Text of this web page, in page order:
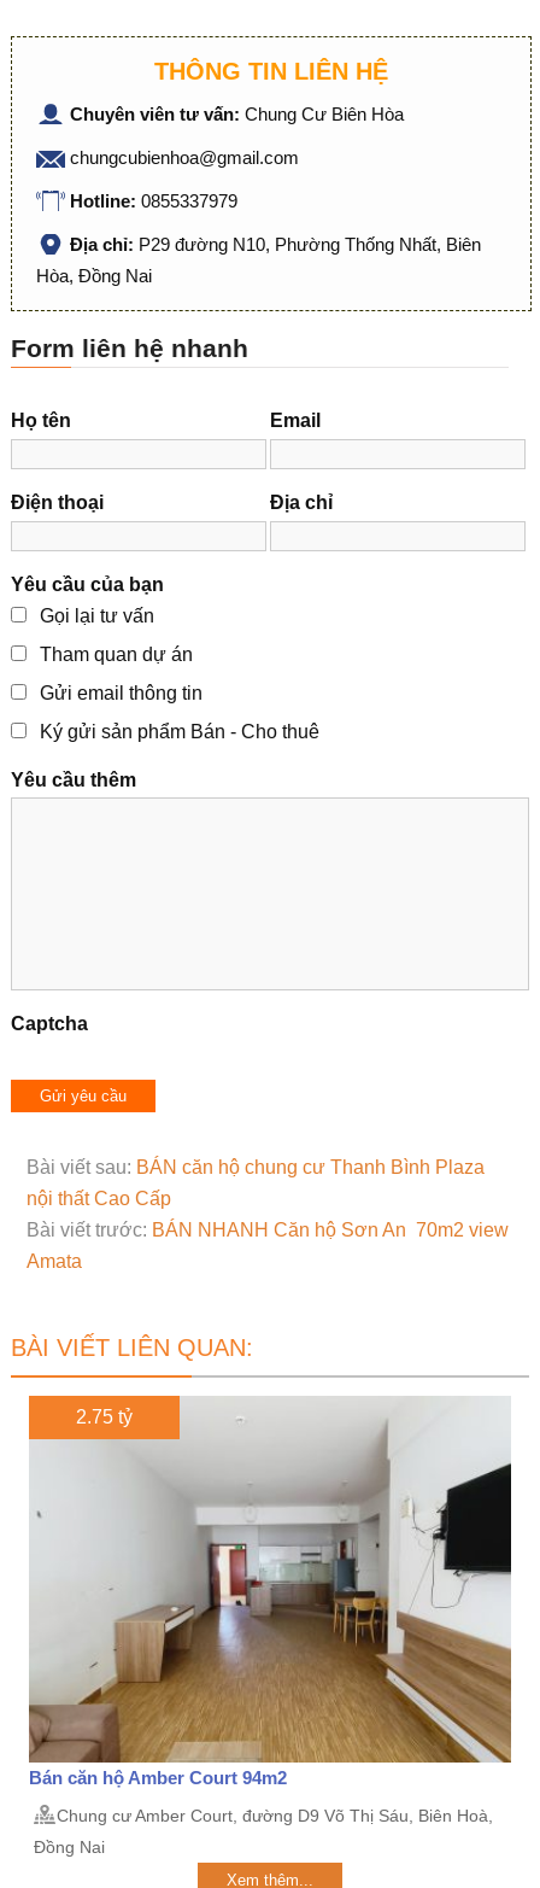
THÔNG TIN LIÊN HỆ
Chuyên viên tư vấn: Chung Cư Biên Hòa
chungcubienhoa@gmail.com
Hotline: 0855337979
Địa chỉ: P29 đường N10, Phường Thống Nhất, Biên
Hòa, Đồng Nai
Form liên hệ nhanh
Họ tên Email
Điện thoại Địa chỉ
Yêu cầu của bạn
Gọi lại tư vấn
Tham quan dự án
Gửi email thông tin
Ký gửi sản phẩm Bán - Cho thuê
Yêu cầu thêm
Captcha
Bài viết sau: BÁN căn hộ chung cư Thanh Bình Plaza
nội thất Cao Cấp
Bài viết trước: BÁN NHANH Căn hộ Sơn An 70m2 view
Amata
BÀI VIẾT LIÊN QUAN:
2.75 tỷ
Bán căn hộ Amber Court 94m2
Chung cư Amber Court, đường D9 Võ Thị Sáu, Biên Hoà,
Đồng Nai
Xem thêm...